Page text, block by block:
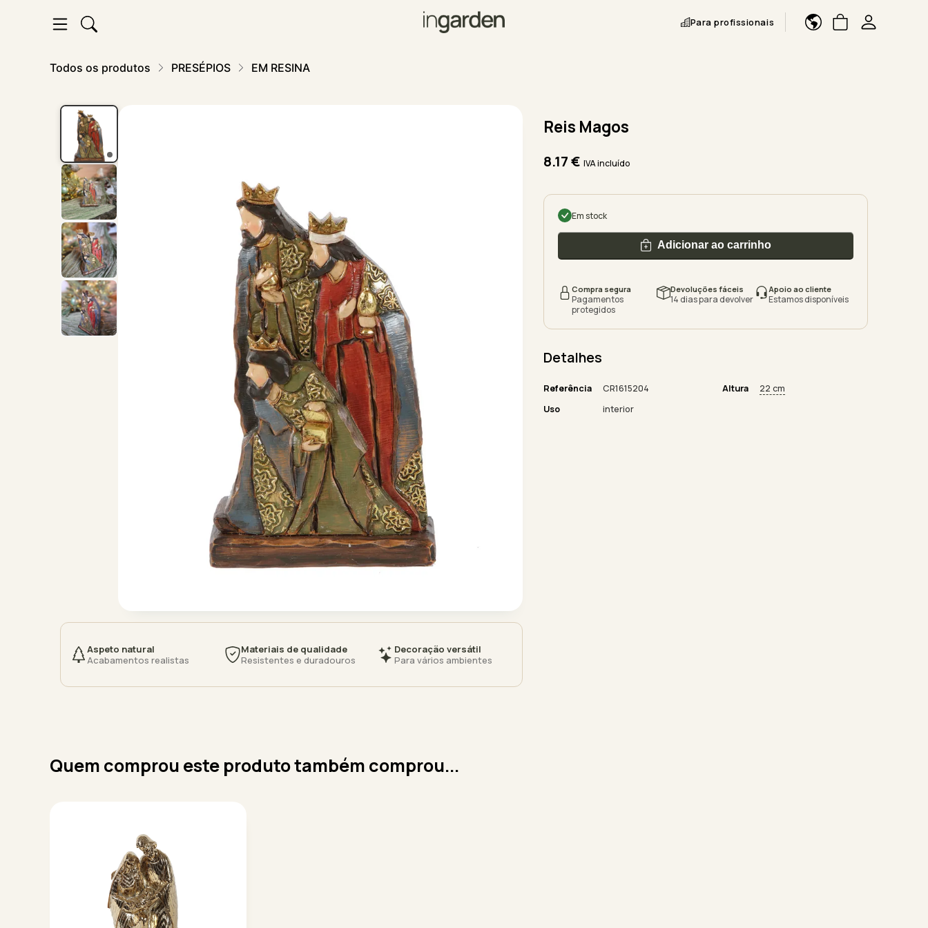
Para profissionais
Todos os produtos PRESÉPIOS EM RESINA
Aspeto natural
Acabamentos realistas
Materiais de qualidade
Resistentes e duradouros
Decoração versátil
Para vários ambientes
Reis Magos
8.17€ IVA incluído
Em stock
Adicionar ao carrinho
Compra segura
Pagamentos
protegidos
Devoluções fáceis
14 dias para devolver
Apoio ao cliente
Estamos disponíveis
Detalhes
Referência CR1615204 Altura
22 cm
Uso
interior
Quem comprou este produto também comprou...